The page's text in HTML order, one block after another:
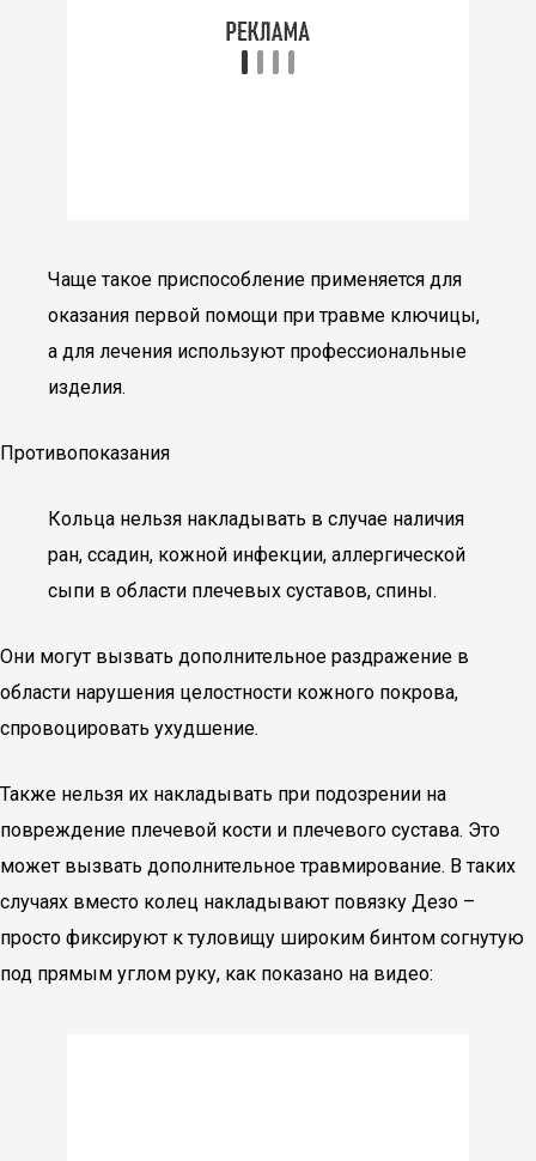
Чаще такое приспособление применяется для
оказания первой помощи при травме ключицы,
а для лечения используют профессиональные
изделия.
Противопоказания
Кольца нельзя накладывать в случае наличия
ран, ссадин, кожной инфекции, аллергической
сыпи в области плечевых суставов, спины.
Они могут вызвать дополнительное раздражение в
области нарушения целостности кожного покрова,
спровоцировать ухудшение.
Также нельзя их накладывать при подозрении на
повреждение плечевой кости и плечевого сустава. Это
может вызвать дополнительное травмирование. В таких
случаях вместо колец накладывают повязку Дезо –
просто фиксируют к туловищу широким бинтом согнутую
под прямым углом руку, как показано на видео: